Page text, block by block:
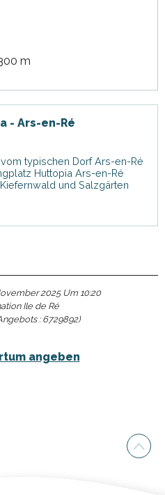
m
- Ars-en-Ré
typischen Dorf Ars-en-Ré
Huttopia Ars-en-Ré
und Salzgärten
2025 Um 10:20
Ile de Ré
:6729892)
angeben